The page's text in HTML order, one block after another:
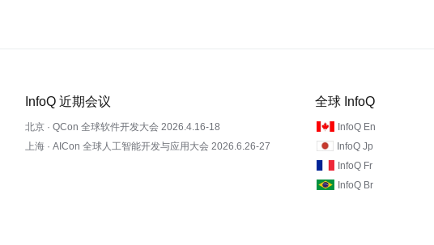
InfoQ 近期会议
北京 · QCon 全球软件开发大会 2026.4.16-18
上海 · AICon 全球人工智能开发与应用大会 2026.6.26-27
全球 InfoQ
InfoQ En
InfoQ Jp
InfoQ Fr
InfoQ Br